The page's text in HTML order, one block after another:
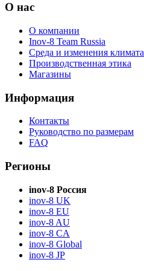
О нас
О компании
Inov-8 Team Russia
Среда и изменения климата
Производственная этика
Магазины
Информация
Контакты
Руководство по размерам
FAQ
Регионы
inov-8 Россия
inov-8 UK
inov-8 EU
inov-8 AU
inov-8 CA
inov-8 Global
inov-8 JP